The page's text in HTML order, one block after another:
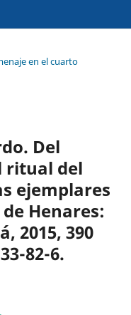
en el cuarto
Del
ritual del
ejemplares
Henares:
2015, 390
82-6.